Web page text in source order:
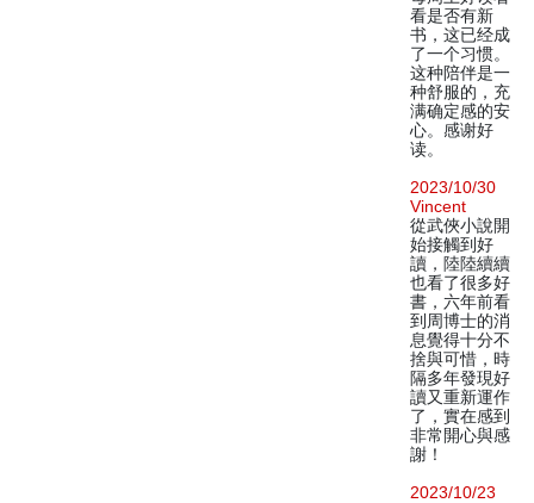
看是否有新
书，这已经成
了一个习惯。
这种陪伴是一
种舒服的，充
满确定感的安
心。感谢好
读。
2023/10/30
Vincent
從武俠小說開
始接觸到好
讀，陸陸續續
也看了很多好
書，六年前看
到周博士的消
息覺得十分不
捨與可惜，時
隔多年發現好
讀又重新運作
了，實在感到
非常開心與感
謝！
2023/10/23